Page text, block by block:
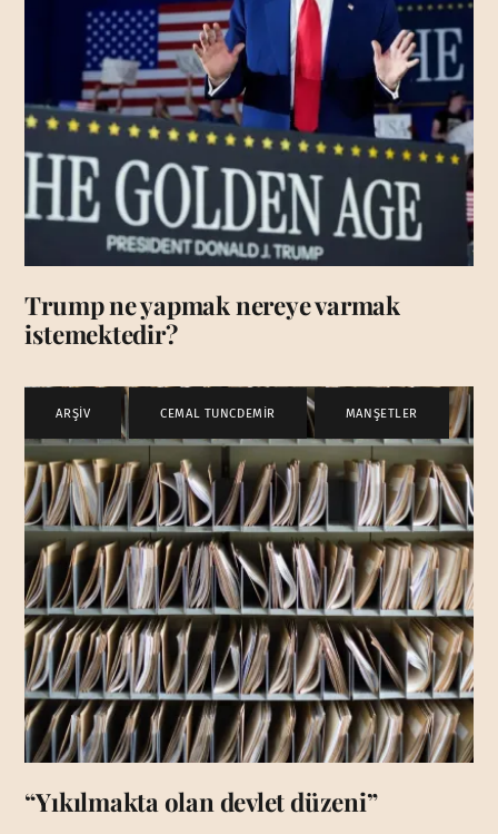
Trump ne yapmak nereye varmak
istemektedir?
ARŞİV CEMAL TUNCDEMİR , MANŞETLER
“Yıkılmakta olan devlet düzeni”